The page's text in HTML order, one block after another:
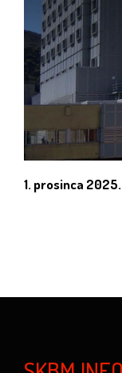
1. prosinca 2025.